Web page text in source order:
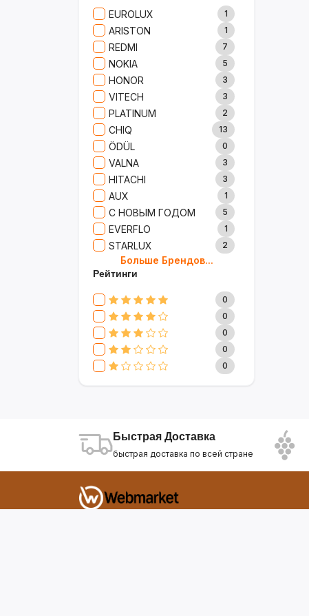
Сад И Дача 52
Аксессуары 61
Игрушки 15
Одежда 5
Сумки И Рюкзаки 27
Ремонт 13
Продукты 35
Детские Товары 72
Бытовая Химия 91
Хобби 40
EUROLUX 1
ARISTON 1
REDMI 7
NOKIA 5
HONOR 3
VITECH 3
PLATINUM 2
CHIQ 13
ÖDÜL 0
VALNA 3
HITACHI 3
AUX 1
С НОВЫМ ГОДОМ 5
EVERFLO 1
STARLUX 2
BOSCH
MARY KAY
TRICHUP 20
CLIVE & KEIRA 17
SEVAVEREK 6
DSP 0
SUPER CREST 4
2
APPLE
AOTE 7
ELEMENT
INTEX 0
Больше Брендов...
Рейтинги
0
0
0
0
0
Быстрая Доставка
быстрая доставка по всей стране